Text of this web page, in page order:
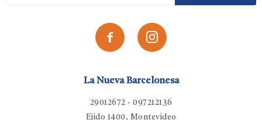
La Nueva Barcelonesa
29012672 - 097212136
Ejido 1400, Montevideo
 